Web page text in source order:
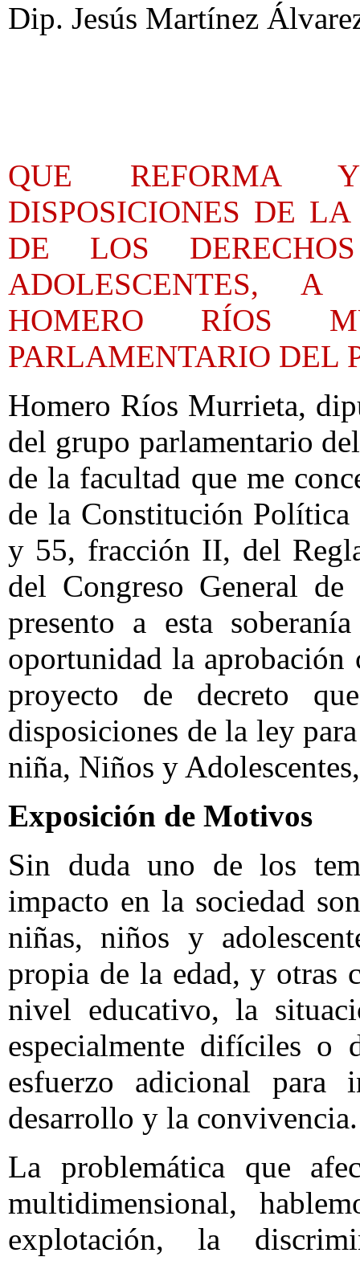
Dip. Jesús Martínez
QUE REFORMA
DISPOSICIONES DE
DE LOS
ADOLESCENTES,
HOMERO RÍOS
PARLAMENTARIO DEL
Homero Ríos Murrieta,
del grupo parlamentario
de la facultad que me
de la Constitución Política
y 55, fracción II, del
del Congreso General
presento a esta
oportunidad la
proyecto de decreto
disposiciones de la ley
niña, Niños y
Exposición de Motivos
Sin duda uno de los
impacto en la sociedad
niñas, niños y
propia de la edad, y otras
nivel educativo, la
especialmente difíciles o
esfuerzo adicional para
desarrollo y la convivencia.
La problemática que
multidimensional,
explotación, la